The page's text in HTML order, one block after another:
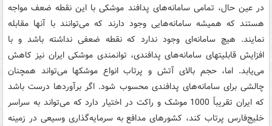
در عین حال، تمامی سامانه‌های پدافند موشکی با این نقطه ضعف مواجه
هستند که همیشه سامانه‌هایی وجود دارند که می‌توانند با آنها مقابله
نمایند. هیچ سامانه‌ای وجود ندارد که نقطه ضعفی نداشته باشد و با
افزایش قابلیتهای سامانه‌های پدافندی، توانمندی موشکی ایران نیز کاهش
می‌یابد. اما، حجم بالای آتش و پرتاب انواع موشکها می‌تواند همچنان
چالشی برای سامانه‌های پدافندی محسوب شود. اگر برآوردها درست باشد
که ایران تقریباً 1000 موشک و راکت در اختیار دارد که می‌تواند به سراسر
خلیج‌فارس پرتاب کند، کشورهای مدافع به سرمایه‌گذاری وسیعی در زمینه